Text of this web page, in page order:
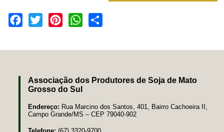
Facebook
Twitter PinterestWhatsApp
Associação dos Produtores de Soja de Mato
Grosso do Sul
Endereço: Rua Marcino dos Santos, 401, Bairro Cachoeira II,
Campo Grande/MS – CEP 79040-902